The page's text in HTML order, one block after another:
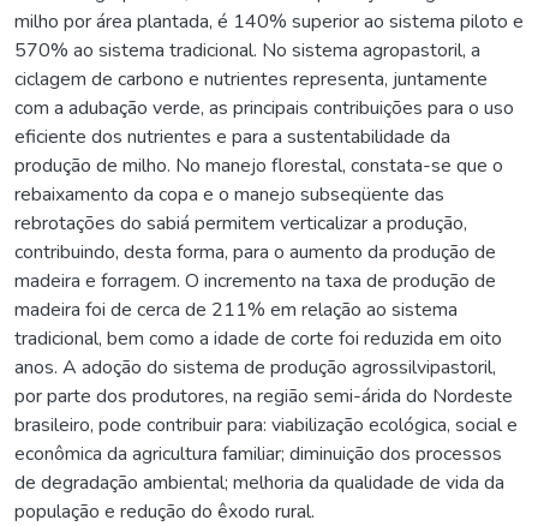
milho por área plantada, é 140% superior ao sistema piloto e
570% ao sistema tradicional. No sistema agropastoril, a
ciclagem de carbono e nutrientes representa, juntamente
com a adubação verde, as principais contribuições para o uso
eficiente dos nutrientes e para a sustentabilidade da
produção de milho. No manejo florestal, constata-se que o
rebaixamento da copa e o manejo subseqüente das
rebrotações do sabiá permitem verticalizar a produção,
contribuindo, desta forma, para o aumento da produção de
madeira e forragem. O incremento na taxa de produção de
madeira foi de cerca de 211% em relação ao sistema
tradicional, bem como a idade de corte foi reduzida em oito
anos. A adoção do sistema de produção agrossilvipastoril,
por parte dos produtores, na região semi-árida do Nordeste
brasileiro, pode contribuir para: viabilização ecológica, social e
econômica da agricultura familiar; diminuição dos processos
de degradação ambiental; melhoria da qualidade de vida da
população e redução do êxodo rural.